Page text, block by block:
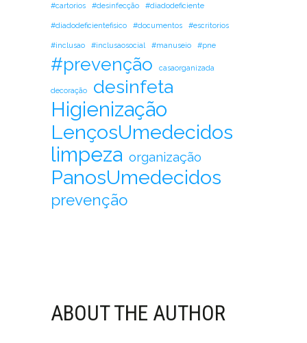
#cartorios #desinfecção #diadodeficiente
#diadodeficientefisico #documentos #escritorios
#inclusao #inclusaosocial #manuseio #pne
#prevenção casaorganizada
decoração desinfeta
Higienização
LençosUmedecidos
limpeza organização
PanosUmedecidos
prevenção
ABOUT THE AUTHOR